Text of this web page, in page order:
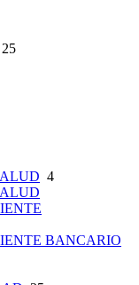
25
4
BANCARIO